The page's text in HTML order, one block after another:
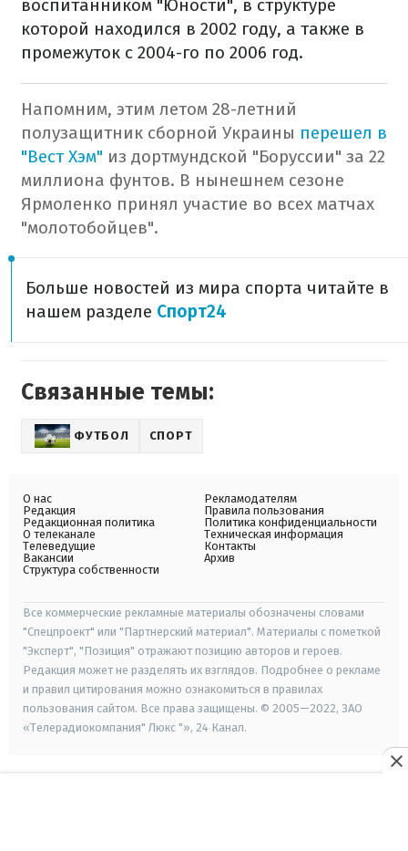
воспитанником "Юности", в структуре
которой находился в 2002 году, а также в
промежуток с 2004-го по 2006 год.
Напомним, этим летом 28-летний
полузащитник сборной Украины перешел в
"Вест Хэм" из дортмундской "Боруссии" за 22
миллиона фунтов. В нынешнем сезоне
Ярмоленко принял участие во всех матчах
"молотобойцев".
Больше новостей из мира спорта читайте в
нашем разделе Спорт24
Связанные темы:
ФУТБОЛ СПОРТ
О нас
Редакция
Редакционная политика
О телеканале
Телеведущие
Вакансии
Структура собственности
Рекламодателям
Правила пользования
Политика конфиденциальности
Техническая информация
Контакты
Архив
Все коммерческие рекламные материалы обозначены словами
"Спецпроект" или "Партнерский материал". Материалы с пометкой
"Эксперт", "Позиция" отражают позицию авторов и героев.
Редакция может не разделять их взглядов. Подробнее о рекламе
и правил цитирования можно ознакомиться в правилах
пользования сайтом. Все права защищены. © 2005—2022, ЗАО
«Телерадиокомпания" Люкс "», 24 Канал.